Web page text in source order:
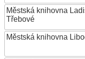
Městská knihovna
Třebové
Městská knihovna